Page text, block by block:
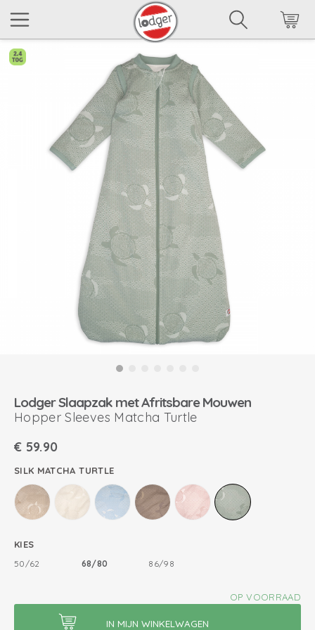
Lodger Slaapzak met Afritsbare Mouwen
Hopper Sleeves Matcha Turtle
€ 59.90
SILK MATCHA TURTLE
KIES
50/62 68/80 86/98
OP VOORRAAD